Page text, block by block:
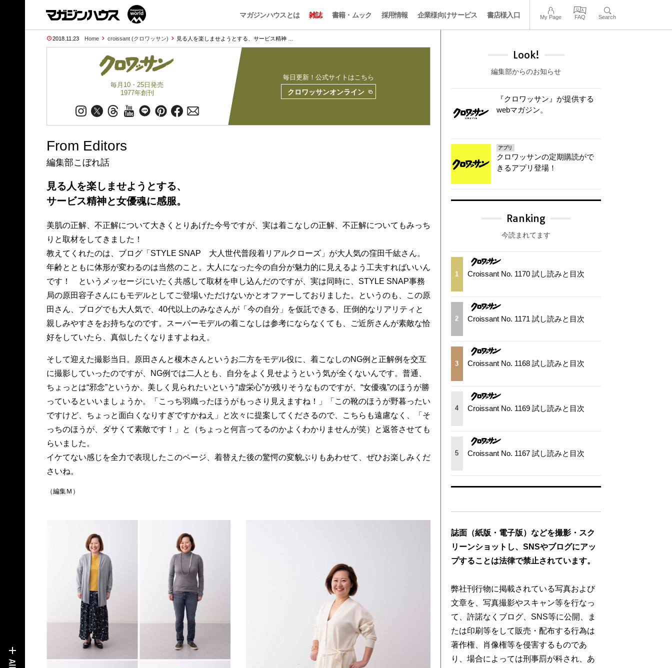
マガジンハウスとは 雑誌 書籍・ムック 採用情報 企業様向けサービス 書店様入口 My Page FAQ Search
2018.11.23 Home croissant (クロワッサン) 見る人を楽しませようとする、サービス精神 …
毎月10・25日発売
1977年創刊
毎日更新！公式サイトはこちら
クロワッサンオンライン
From Editors
編集部こぼれ話
見る人を楽しませようとする、
サービス精神と女優魂に感服。
美肌の正解、不正解について大きくとりあげた今号ですが、実は着こなしの正解、不正解についてもみっち
りと取材をしてきました！
教えてくれたのは、ブログ「STYLE SNAP 大人世代普段着リアルクローズ」が大人気の窪田千紘さん。
年齢とともに体形が変わるのは当然のこと。大人になった今の自分が魅力的に見えるよう工夫すればいいん
です！ というメッセージにいたく共感して取材を申し込んだのですが、実は同時に、STYLE SNAP事務
局の原田容子さんにもモデルとしてご登場いただけないかとオファーしておりました。というのも、この原
田さん、ブログでも大人気で、40代以上のみなさんが「今の自分」を仮託できる、圧倒的なリアリティと
親しみやすさをお持ちなのです。スーパーモデルの着こなしは参考にならなくても、ご近所さんが素敵な恰
好をしていたら、真似したくなりますよねえ。
そして迎えた撮影当日。原田さんと榎木さんというお二方をモデル役に、着こなしのNG例と正解例を交互
に撮影していったのですが、NG例では二人とも、自分をよく見せようという気が全くないんです。普通、
ちょっとは“邪念”というか、美しく見られたいという“虚栄心”が残りそうなものですが、“女優魂”のほうが勝
っているといいましょうか。「こっち羽織ったほうがもっさり見えますね！」「この靴のほうが野暮ったい
ですけど、ちょっと面白くなりすぎですかねえ」と次々に提案してくださるので、こちらも遠慮なく、「そ
っちのほうが、ダサくて素敵です！」と（ちょっと何言ってるのかよくわかりませんが笑）と返答させても
らいました。
イケてない感じを全力で表現したこのページ、着替えた後の驚愕の変貌ぶりもあわせて、ぜひお楽しみくだ
さいね。
（編集Ｍ）
Look!
編集部からのお知らせ
『クロワッサン』が提供する
webマガジン。
アプリ
クロワッサンの定期購読がで
きるアプリ登場！
Ranking
今読まれてます
1 Croissant No. 1170 試し読みと目次
2 Croissant No. 1171 試し読みと目次
3 Croissant No. 1168 試し読みと目次
4 Croissant No. 1169 試し読みと目次
5 Croissant No. 1167 試し読みと目次
誌面（紙版・電子版）などを撮影・スク
リーンショットし、SNSやブログにアッ
プすることは法律で禁止されています。
弊社刊行物に掲載されている写真および
文章を、写真撮影やスキャン等を行なっ
て、許諾なくブログ、SNS等に公開、ま
たは印刷等をして販売・配布する行為は
著作権、肖像権等を侵害するものであ
り、場合によっては刑事罰が科され、あ